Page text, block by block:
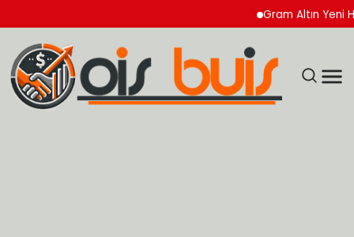
Gram Altın Yeni